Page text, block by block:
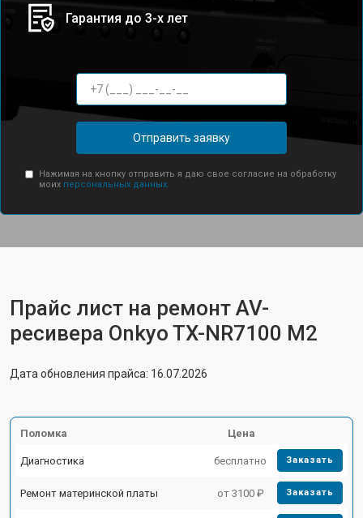
Гарантия до 3-х лет
Отправить заявку
Нажимая на кнопку отправить я даю свое согласие на обработку
моих персональных данных.
Прайс лист на ремонт AV-
ресивера Onkyo TX-NR7100 M2
Дата обновления прайса: 16.07.2026
Поломка Цена
Диагностика бесплатно Заказать
Ремонт материнской платы от 3100 ₽ Заказать